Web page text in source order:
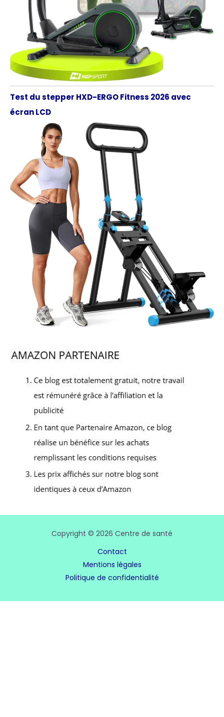
Test du stepper HXD-ERGO Fitness 2026 avec
écran LCD
Copyright © 2026 Centre de santé
Contact
Mentions légales
Politique de confidentialité